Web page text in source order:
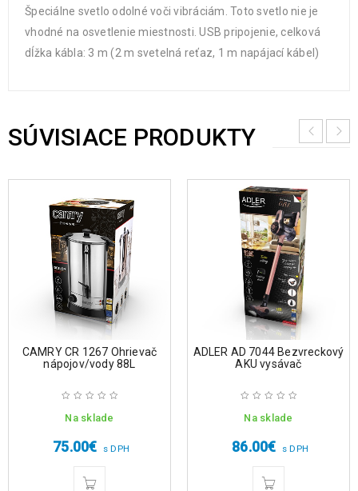
Špeciálne svetlo odolné voči vibráciám. Toto svetlo nie je
vhodné na osvetlenie miestnosti. USB pripojenie, celková
dĺžka kábla: 3 m (2 m svetelná reťaz, 1 m napájací kábel)
SÚVISIACE PRODUKTY
CAMRY CR 1267 Ohrievač
nápojov/vody 88L
Na sklade
75.00€ s DPH
ADLER AD 7044 Bezvreckový
AKU vysávač
Na sklade
86.00€ s DPH